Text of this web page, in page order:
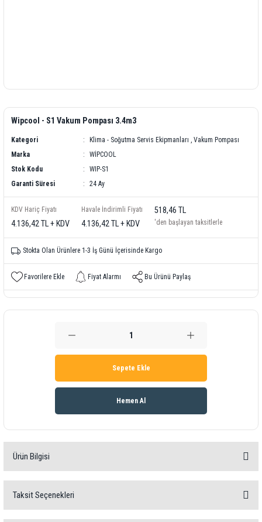
Wipcool - S1 Vakum Pompası 3.4m3
Kategori Klima - Soğutma Servis Ekipmanları , Vakum Pompası
Marka
WİPCOOL
Stok Kodu
WIP-S1
Garanti Süresi
24 Ay
KDV Hariç Fiyatı
4.136,42 TL + KDV
Havale İndirimli Fiyatı
4.136,42 TL + KDV
518,46 TL
'den başlayan taksitlerle
Stokta Olan Ürünlere 1-3 İş Günü İçerisinde Kargo
Fiyat Alarmı Bu Ürünü Paylaş
Sepete Ekle
Hemen Al
Ürün Bilgisi
Wipcool - S1 - Vakum Pompası
Yenilikçi Tasarım
Taksit Seçenekleri